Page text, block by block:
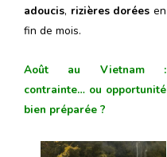
adoucis, rizières dorées en
fin de mois.
Août au Vietnam :
contrainte… ou opportunité
bien préparée ?